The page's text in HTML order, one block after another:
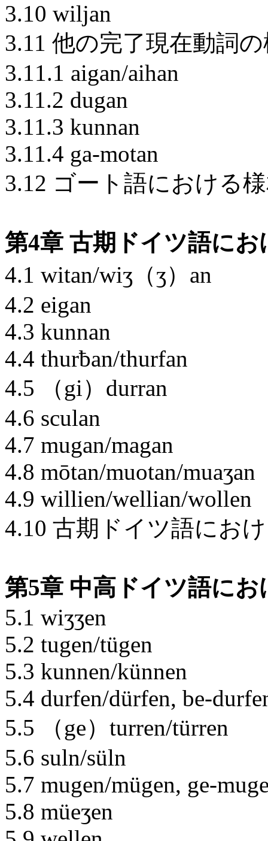
3.10 wiljan
3.11 他の完了現在動詞
3.11.1 aigan/aihan
3.11.2 dugan
3.11.3 kunnan
3.11.4 ga-motan
3.12 ゴート語における
第4章 古期ドイツ語にお
4.1 witan/wiӡ（ӡ）an
4.2 eigan
4.3 kunnan
4.4 thurƀan/thurfan
4.5 （gi）durran
4.6 sculan
4.7 mugan/magan
4.8 mōtan/muotan/muaӡan
4.9 willien/wellian/wollen
4.10 古期ドイツ語にお
第5章 中高ドイツ語にお
5.1 wiӡӡen
5.2 tugen/tügen
5.3 kunnen/künnen
5.4 durfen/dürfen, be-
5.5 （ge）turren/türren
5.6 suln/süln
5.7 mugen/mügen, ge-
5.8 müeӡen